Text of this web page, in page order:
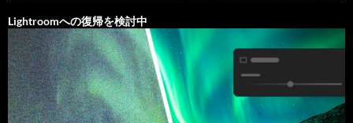
Lightroomへの復帰を検討中